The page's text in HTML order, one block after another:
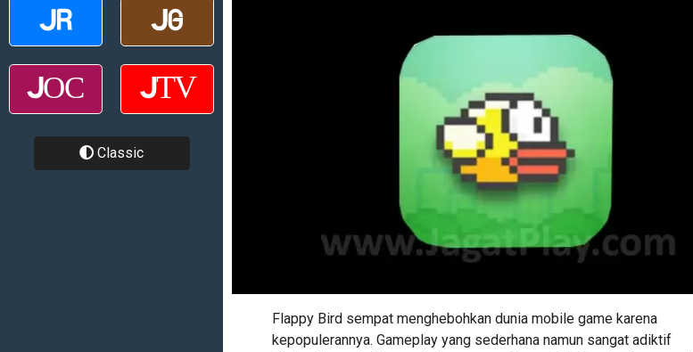
Classic
Flappy Bird sempat menghebohkan dunia mobile game karena
kepopulerannya. Gameplay yang sederhana namun sangat adiktif